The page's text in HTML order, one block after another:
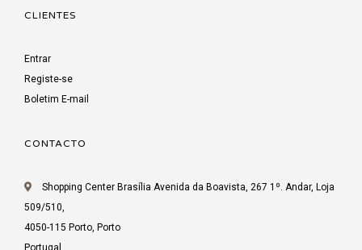
CLIENTES
Entrar
Registe-se
Boletim E-mail
CONTACTO
Shopping Center Brasília Avenida da Boavista, 267 1º. Andar, Loja
509/510,
4050-115 Porto, Porto
Portugal